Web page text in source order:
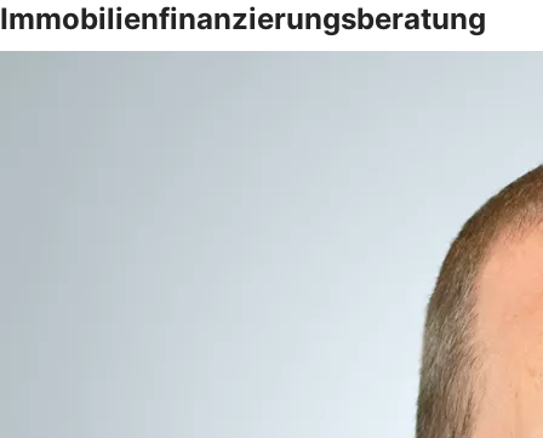
Immobilienfinanzierungsberatung